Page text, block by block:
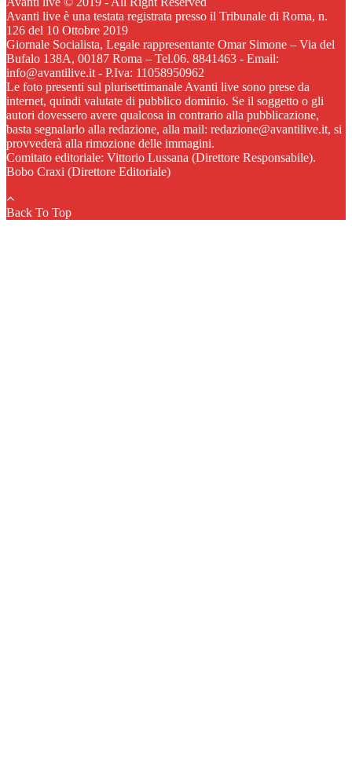
Avanti live è una testata registrata presso il Tribunale di Roma, n.
126 del 10 Ottobre 2019
Giornale Socialista, Legale rappresentante Omar Simone – Via del
Bufalo 138A, 00187 Roma – Tel.06. 8841463 - Email:
info@avantilive.it - P.Iva: 11058950962
Le foto presenti sul plurisettimanale Avanti live sono prese da
internet, quindi valutate di pubblico dominio. Se il soggetto o gli
autori dovessero avere qualcosa in contrario alla pubblicazione,
basta segnalarlo alla redazione, alla mail: redazione@avantilive.it, si
provvederà alla rimozione delle immagini.
Comitato editoriale: Vittorio Lussana (Direttore Responsabile).
Bobo Craxi (Direttore Editoriale)
Back To Top